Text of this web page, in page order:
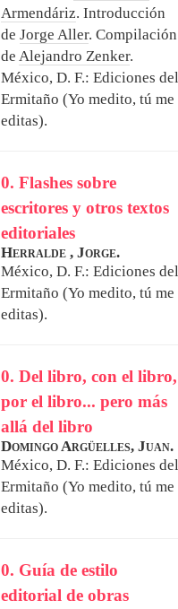
Armendáriz. Introducción
de Jorge Aller. Compilación
de Alejandro Zenker.
México, D. F.: Ediciones del
Ermitaño (Yo medito, tú me
editas).
0. Flashes sobre
escritores y otros textos
editoriales
Herralde , Jorge.
México, D. F.: Ediciones del
Ermitaño (Yo medito, tú me
editas).
0. Del libro, con el libro,
por el libro... pero más
allá del libro
Domingo Argüelles, Juan.
México, D. F.: Ediciones del
Ermitaño (Yo medito, tú me
editas).
0. Guía de estilo
editorial de obras